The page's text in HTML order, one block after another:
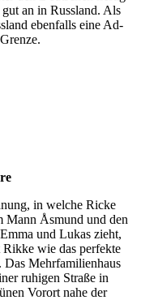
an in Russland. Als
ebenfalls eine Ad-
in welche Ricke
Mann Åsmund und den
und Lukas zieht,
Rikke wie das perfekte
Das Mehrfamilienhaus
ruhigen Straße in
Vorort nahe der